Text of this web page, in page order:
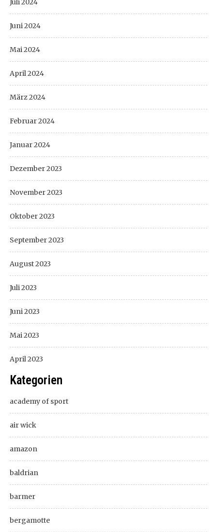
Juni 2024
Mai 2024
April 2024
März 2024
Februar 2024
Januar 2024
Dezember 2023
November 2023
Oktober 2023
September 2023
August 2023
Juli 2023
Juni 2023
Mai 2023
April 2023
Kategorien
academy of sport
air wick
amazon
baldrian
barmer
bergamotte